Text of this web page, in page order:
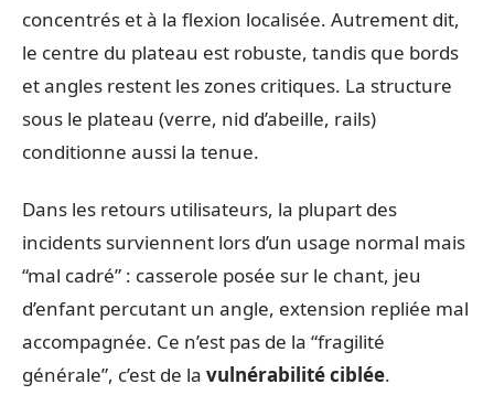
concentrés et à la flexion localisée. Autrement dit,
le centre du plateau est robuste, tandis que bords
et angles restent les zones critiques. La structure
sous le plateau (verre, nid d’abeille, rails)
conditionne aussi la tenue.
Dans les retours utilisateurs, la plupart des
incidents surviennent lors d’un usage normal mais
“mal cadré” : casserole posée sur le chant, jeu
d’enfant percutant un angle, extension repliée mal
accompagnée. Ce n’est pas de la “fragilité
générale”, c’est de la vulnérabilité ciblée.